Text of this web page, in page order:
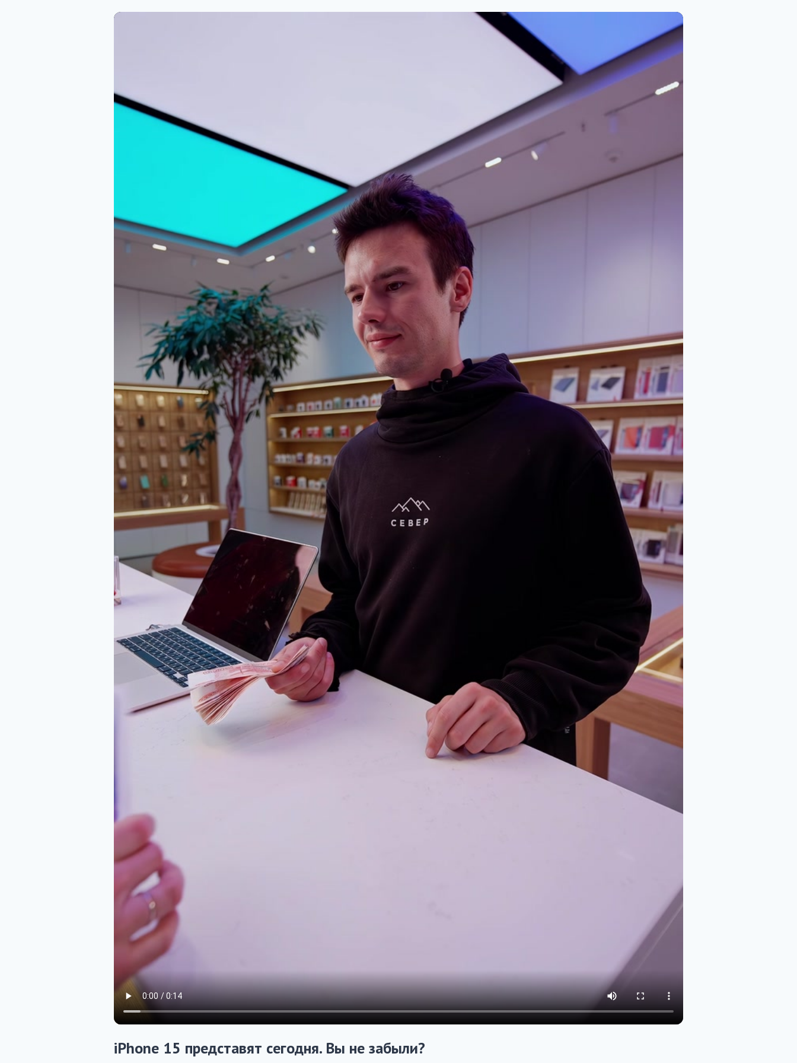
iPhone 15 представят сегодня. Вы не забыли?